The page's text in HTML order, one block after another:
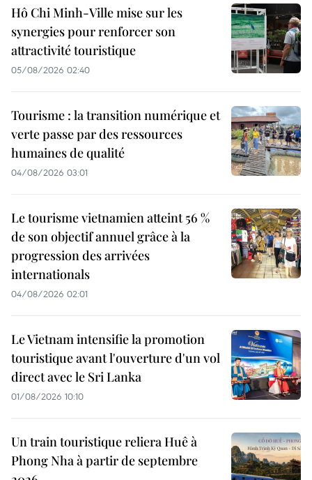
Hô Chi Minh-Ville mise sur les
synergies pour renforcer son
attractivité touristique
05/08/2026 02:40
Tourisme : la transition numérique et
verte passe par des ressources
humaines de qualité
04/08/2026 03:01
Le tourisme vietnamien atteint 56 %
de son objectif annuel grâce à la
progression des arrivées
internationals
04/08/2026 02:01
Le Vietnam intensifie la promotion
touristique avant l'ouverture d'un vol
direct avec le Sri Lanka
01/08/2026 10:10
Un train touristique reliera Huê à
Phong Nha à partir de septembre